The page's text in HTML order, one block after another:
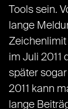
Tools sein.
lange
im Juli 2011
später
2011 kann
lange